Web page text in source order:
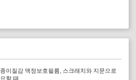
이질감 액정보호필름, 스크래치와 지문으로
할 때